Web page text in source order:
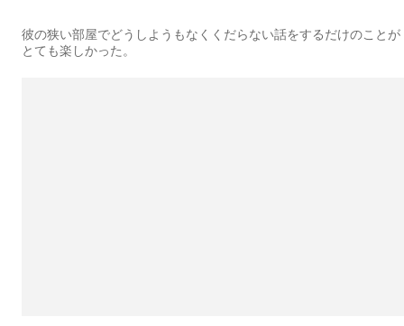
彼の狭い部屋でどうしようもなくくだらない話をするだけのことが
とても楽しかった。